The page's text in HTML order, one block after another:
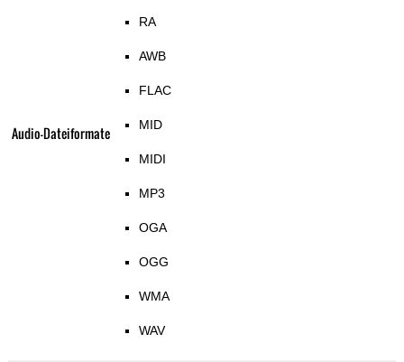
Audio-Dateiformate
RA
AWB
FLAC
MID
MIDI
MP3
OGA
OGG
WMA
WAV